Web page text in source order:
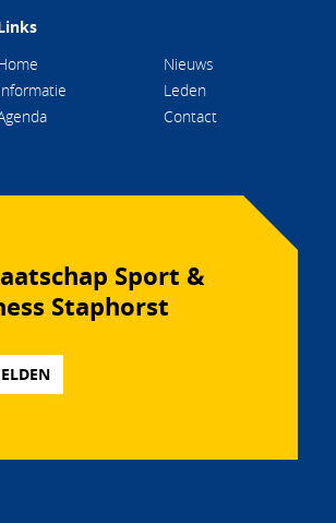
Nieuws
Leden
Contact
Sport &
Staphorst